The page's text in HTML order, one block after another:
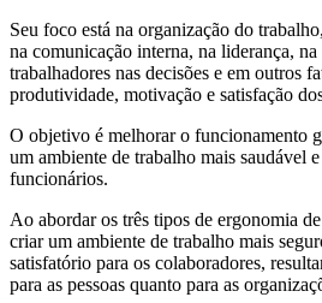
Seu foco está na organização do
na comunicação interna, na liderança,
trabalhadores nas decisões e em outros
produtividade, motivação e satisfação
O objetivo é melhorar o funcionamento
um ambiente de trabalho mais saudável
funcionários.
Ao abordar os três tipos de ergonomia
criar um ambiente de trabalho mais
satisfatório para os colaboradores,
para as pessoas quanto para as